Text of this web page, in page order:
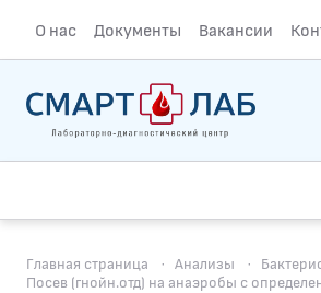
О нас Документы Вакансии
Главная страница · Анализы ·
Посев (гнойн.отд) на анаэробы с